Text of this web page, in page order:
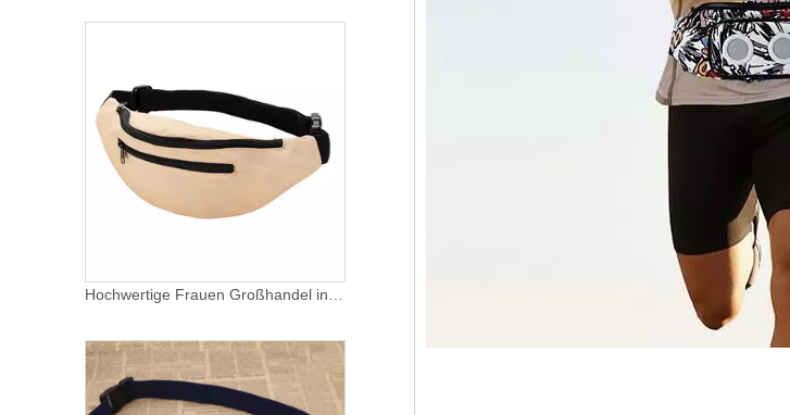
Hochwertige Frauen Großhandel individuelles Logo wasserdichte langlebige Mode Tasche Gürteltasche Gürteltasche